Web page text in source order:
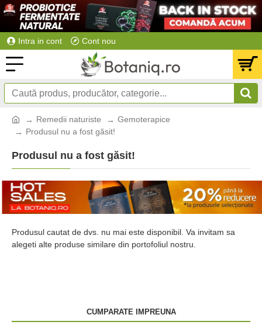
Intra in cont Cont nou
Remedii naturiste
Gemoterapice
Produsul nu a fost găsit!
Produsul nu a fost găsit!
Produsul cautat de dvs. nu mai este disponibil. Va invitam sa
alegeti alte produse similare din portofoliul nostru.
CUMPARATE IMPREUNA